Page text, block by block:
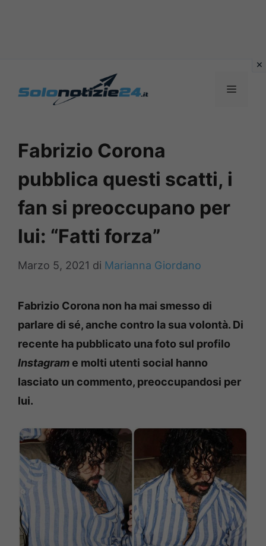
MENU
Fabrizio Corona
pubblica questi scatti, i
fan si preoccupano per
lui: “Fatti forza”
Marzo 5, 2021 di Marianna Giordano
Fabrizio Corona non ha mai smesso di
parlare di sé, anche contro la sua volontà. Di
recente ha pubblicato una foto sul profilo
Instagram e molti utenti social hanno
lasciato un commento, preoccupandosi per
lui.